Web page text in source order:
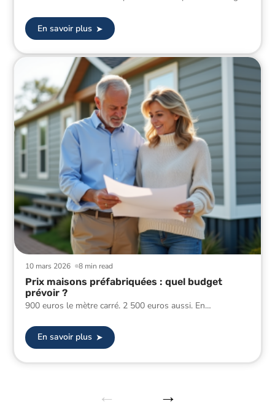
En savoir plus
8 min read
10 mars 2026
Prix maisons préfabriquées : quel budget
prévoir ?
900 euros le mètre carré. 2 500 euros aussi. En…
En savoir plus